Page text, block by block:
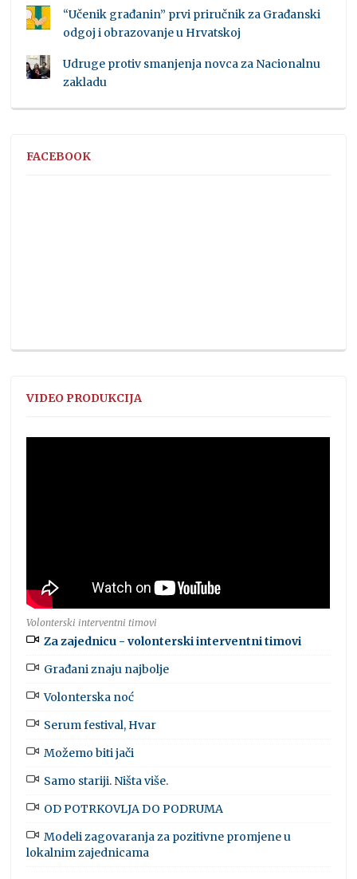
“Učenik građanin” prvi priručnik za Građanski
odgoj i obrazovanje u Hrvatskoj
Udruge protiv smanjenja novca za Nacionalnu
zakladu
FACEBOOK
VIDEO PRODUKCIJA
Volonterski interventni timovi
Za zajednicu - volonterski interventni timovi
Građani znaju najbolje
Volonterska noć
Serum festival, Hvar
Možemo biti jači
Samo stariji. Ništa više.
OD POTRKOVLJA DO PODRUMA
Modeli zagovaranja za pozitivne promjene u
lokalnim zajednicama